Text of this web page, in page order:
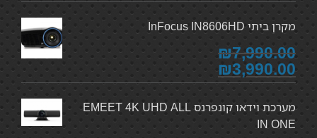
מקרן ביתי InFocus IN8606HD
₪7,990.00
₪3,990.00
מערכת וידאו קונפרנס EMEET 4K UHD ALL
IN ONE